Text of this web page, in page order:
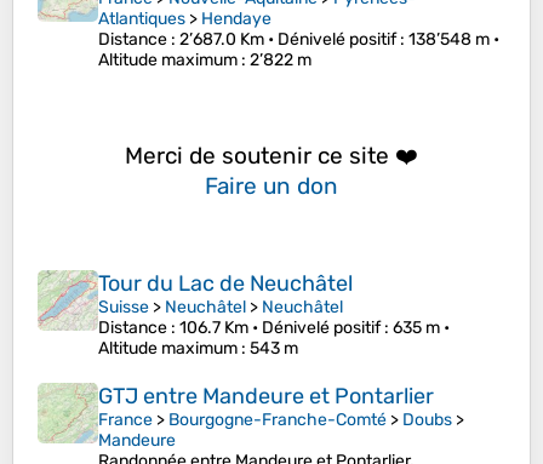
Atlantiques > Hendaye
Distance : 2’687.0 Km • Dénivelé positif: 138’548 m •
Altitude maximum : 2’822 m
Merci de soutenir ce site ❤️
Faire un don
Tour du Lac de Neuchâtel
Suisse > Neuchâtel > Neuchâtel
Distance : 106.7 Km • Dénivelé positif: 635 m •
Altitude maximum : 543 m
GTJ entre Mandeure et Pontarlier
France > Bourgogne-Franche-Comté > Doubs >
Mandeure